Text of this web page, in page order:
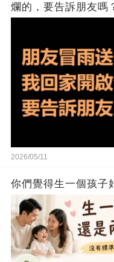
爛的，要告訴朋友嗎
2026/05/11
你們覺得生一個孩子